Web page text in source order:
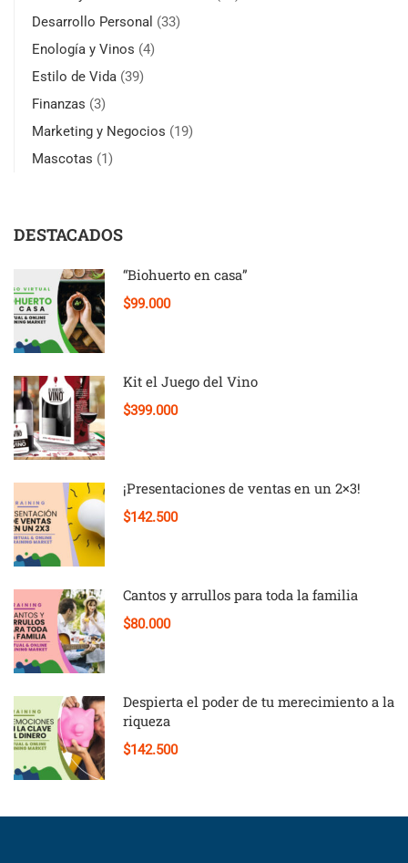
Desarrollo Personal (33)
Enología y Vinos (4)
Estilo de Vida (39)
Finanzas (3)
Marketing y Negocios (19)
Mascotas (1)
DESTACADOS
“Biohuerto en casa”
$99.000
Kit el Juego del Vino
$399.000
¡Presentaciones de ventas en un 2×3!
$142.500
Cantos y arrullos para toda la familia
$80.000
Despierta el poder de tu merecimiento a la
riqueza
$142.500